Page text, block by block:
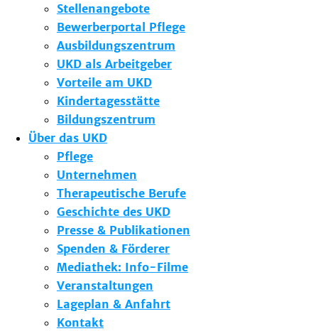
Stellenangebote
Bewerberportal Pflege
Ausbildungszentrum
UKD als Arbeitgeber
Vorteile am UKD
Kindertagesstätte
Bildungszentrum
Über das UKD
Pflege
Unternehmen
Therapeutische Berufe
Geschichte des UKD
Presse & Publikationen
Spenden & Förderer
Mediathek: Info-Filme
Veranstaltungen
Lageplan & Anfahrt
Kontakt